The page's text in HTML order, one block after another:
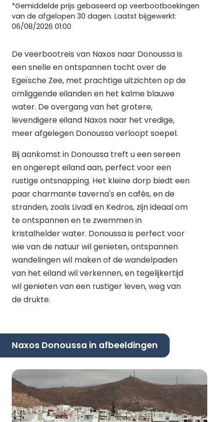
*Gemiddelde prijs gebaseerd op veerbootboekingen
van de afgelopen 30 dagen. Laatst bijgewerkt:
06/08/2026 01:00
De veerbootreis van Naxos naar Donoussa is
een snelle en ontspannen tocht over de
Egeïsche Zee, met prachtige uitzichten op de
omliggende eilanden en het kalme blauwe
water. De overgang van het grotere,
levendigere eiland Naxos naar het vredige,
meer afgelegen Donoussa verloopt soepel.
Bij aankomst in Donoussa treft u een sereen
en ongerept eiland aan, perfect voor een
rustige ontsnapping. Het kleine dorp biedt een
paar charmante taverna's en cafés, en de
stranden, zoals Livadi en Kedros, zijn ideaal om
te ontspannen en te zwemmen in
kristalhelder water. Donoussa is perfect voor
wie van de natuur wil genieten, ontspannen
wandelingen wil maken of de wandelpaden
van het eiland wil verkennen, en tegelijkertijd
wil genieten van een rustiger leven, weg van
de drukte.
Naxos Donoussa in afbeeldingen